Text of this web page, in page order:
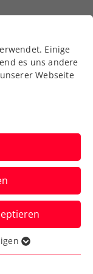
zu
im
WTA-
Einige
es uns andere
Webseite